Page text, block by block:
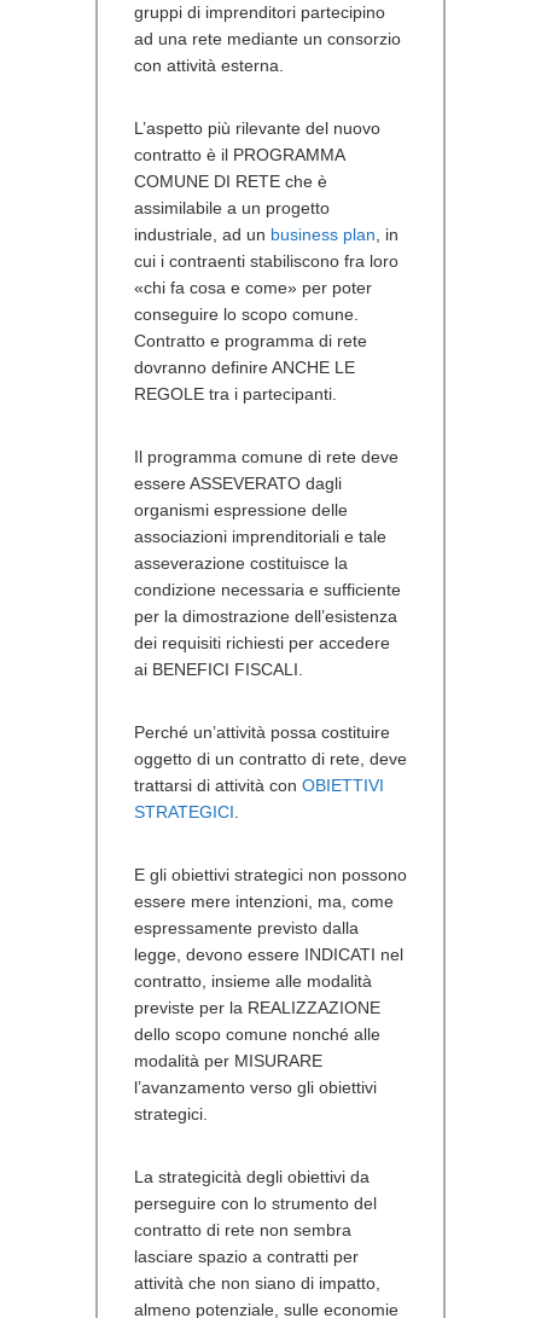
gruppi di imprenditori partecipino
ad una rete mediante un consorzio
con attività esterna.
L’aspetto più rilevante del nuovo
contratto è il PROGRAMMA
COMUNE DI RETE che è
assimilabile a un progetto
industriale, ad un business plan , in
cui i contraenti stabiliscono fra loro
«chi fa cosa e come» per poter
conseguire lo scopo comune.
Contratto e programma di rete
dovranno definire ANCHE LE
REGOLE tra i partecipanti.
Il programma comune di rete deve
essere ASSEVERATO dagli
organismi espressione delle
associazioni imprenditoriali e tale
asseverazione costituisce la
condizione necessaria e sufficiente
per la dimostrazione dell’esistenza
dei requisiti richiesti per accedere
ai BENEFICI FISCALI.
Perché un’attività possa costituire
oggetto di un contratto di rete, deve
trattarsi di attività con OBIETTIVI
STRATEGICI
E gli obiettivi strategici non possono
essere mere intenzioni, ma, come
espressamente previsto dalla
legge, devono essere INDICATI nel
contratto, insieme alle modalità
previste per la REALIZZAZIONE
dello scopo comune nonché alle
modalità per MISURARE
l’avanzamento verso gli obiettivi
strategici.
La strategicità degli obiettivi da
perseguire con lo strumento del
contratto di rete non sembra
lasciare spazio a contratti per
attività che non siano di impatto,
almeno potenziale, sulle economie